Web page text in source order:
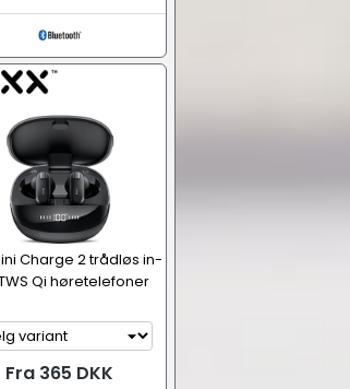
Charge 2 trådløs in-
Qi høretelefoner
Fra 365 DKK